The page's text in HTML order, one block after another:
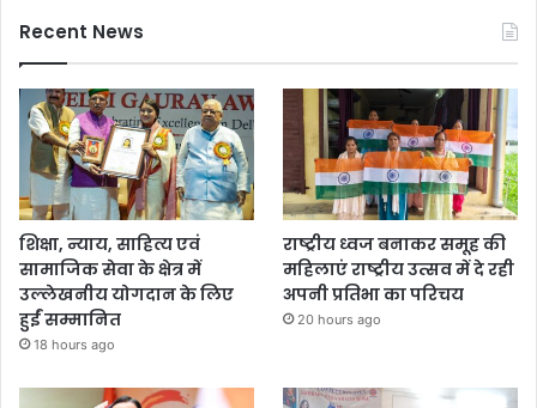
Recent News
शिक्षा, न्याय, साहित्य एवं
सामाजिक सेवा के क्षेत्र में
उल्लेखनीय योगदान के लिए
हुईं सम्मानित
18 hours ago
राष्ट्रीय ध्वज बनाकर समूह की
महिलाएं राष्ट्रीय उत्सव में दे रही
अपनी प्रतिभा का परिचय
20 hours ago